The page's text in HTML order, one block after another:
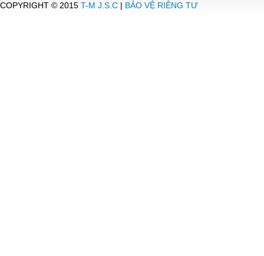
COPYRIGHT © 2015 T-M J.S.C | BẢO VỆ RIÊNG TƯ